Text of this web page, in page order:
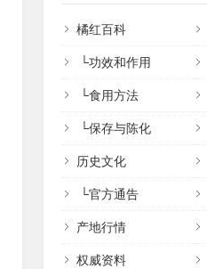
橘红百科
└功效和作用
└食用方法
└保存与陈化
历史文化
└官方通告
产地行情
权威资料